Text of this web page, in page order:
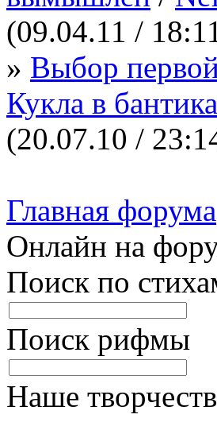
(09.04.11 /
» Выбор
Кукла в
(20.07.10 /
Главная форума
Онлайн на
Поиск по
Поиск рифмы
Наше